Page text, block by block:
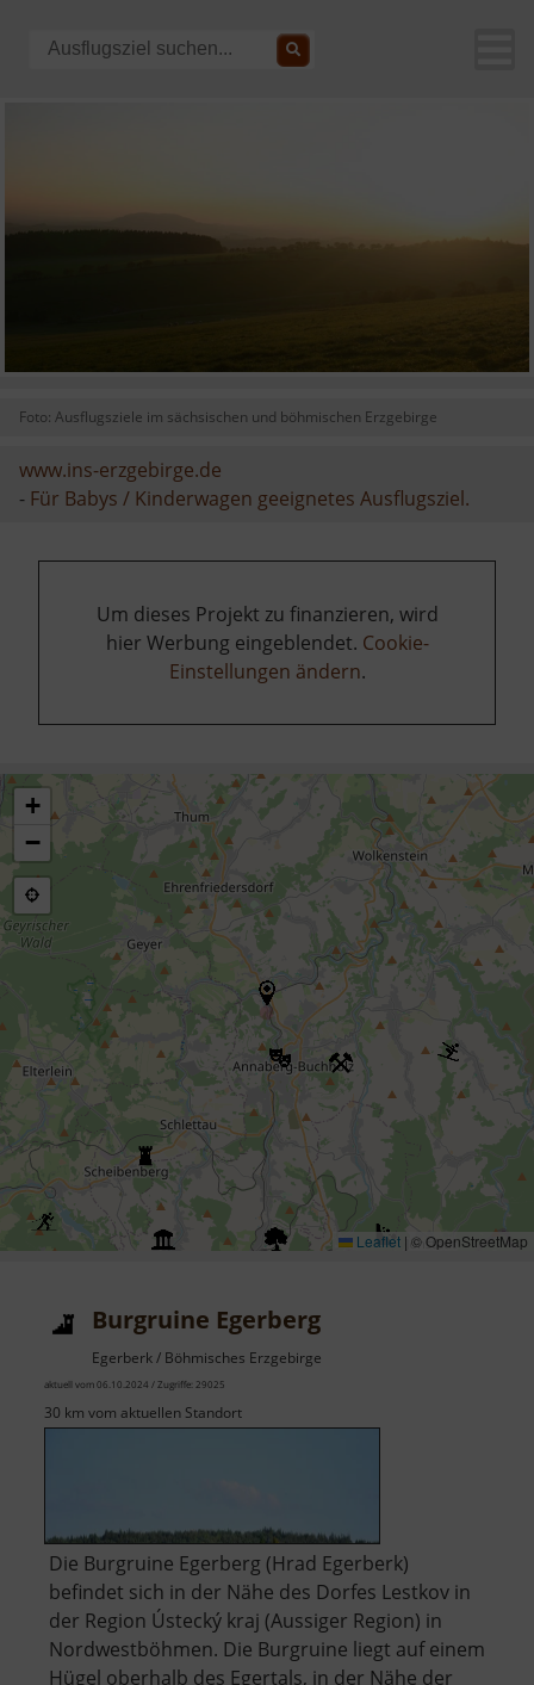
Foto: Ausflugsziele im sächsischen und böhmischen Erzgebirge
www.ins-erzgebirge.de
- Für Babys / Kinderwagen geeignetes Ausflugsziel.
Um dieses Projekt zu finanzieren, wird
hier Werbung eingeblendet. Cookie-
Einstellungen ändern.
+
−
Leaflet | © OpenStreetMap
Burgruine Egerberg
Egerberk / Böhmisches Erzgebirge
aktuell vom 06.10.2024 / Zugriffe: 29025
30 km vom aktuellen Standort
Die Burgruine Egerberg (Hrad Egerberk)
befindet sich in der Nähe des Dorfes Lestkov in
der Region Ústecký kraj (Aussiger Region) in
Nordwestböhmen. Die Burgruine liegt auf einem
Hügel oberhalb des Egertals, in der Nähe der